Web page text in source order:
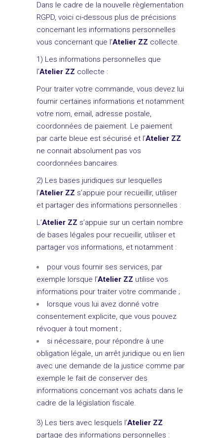
Dans le cadre de la nouvelle règlementation
RGPD, voici ci-dessous plus de précisions
concernant les informations personnelles
vous concernant que l’Atelier ZZ collecte.
1) Les informations personnelles que
l’Atelier ZZ collecte :
Pour traiter votre commande, vous devez lui
fournir certaines informations et notamment
votre nom, email, adresse postale,
coordonnées de paiement. Le paiement
par carte bleue est sécurisé et l’Atelier ZZ
ne connait absolument pas vos
coordonnées bancaires.
2) Les bases juridiques sur lesquelles
l’Atelier ZZ s’appuie pour recueillir, utiliser
et partager des informations personnelles :
L’Atelier ZZ s’appuie sur un certain nombre
de bases légales pour recueillir, utiliser et
partager vos informations, et notamment :
pour vous fournir ses services, par
exemple lorsque l’Atelier ZZ utilise vos
informations pour traiter votre commande ;
lorsque vous lui avez donné votre
consentement explicite, que vous pouvez
révoquer à tout moment ;
si nécessaire, pour répondre à une
obligation légale, un arrêt juridique ou en lien
avec une demande de la justice comme par
exemple le fait de conserver des
informations concernant vos achats dans le
cadre de la législation fiscale.
3) Les tiers avec lesquels l’Atelier ZZ
partage des informations personnelles :